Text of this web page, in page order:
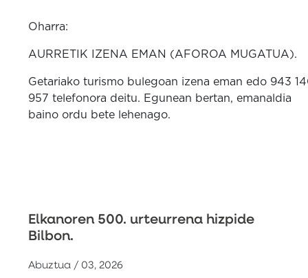
Oharra:
AURRETIK IZENA EMAN (AFOROA MUGATUA).
Getariako turismo bulegoan izena eman edo 943
957 telefonora deitu. Egunean bertan, emanaldia
baino ordu bete lehenago.
Elkanoren 500. urteurrena hizpide
Bilbon.
Abuztua / 03, 2026